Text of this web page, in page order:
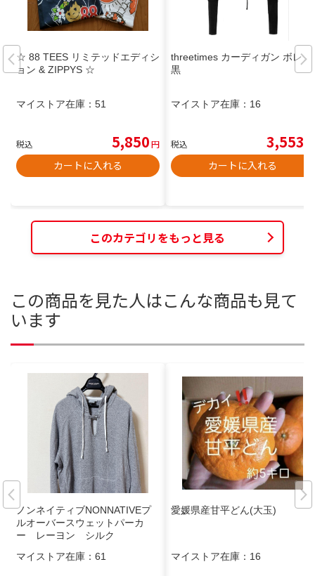
☆ 88 TEES リミテッドエディシ
ョン & ZIPPYS ☆
マイストア在庫： 51
税込 5,850円
カートに入れる
threetimes カーディガン ボレロ
黒
マイストア在庫： 16
税込 3,553
カートに入れる
このカテゴリをもっと見る
この商品を見た人はこんな商品も見て
います
ノンネイティブNONNATIVEプ
ルオーバースウェットパーカ
ー レーヨン シルク
マイストア在庫： 61
愛媛県産甘平どん(大玉)
マイストア在庫： 16